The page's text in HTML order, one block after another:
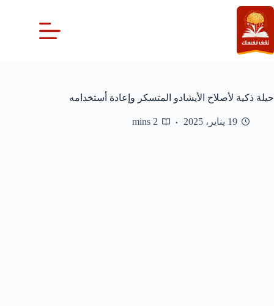
التجاوز
إلى
المحتوى
حيلة ذكية لأصلاح الأيشادو المتسكر وإعادة أستخدامه
19 يناير، 2025 2 mins